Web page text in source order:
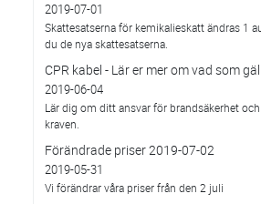
2019-07-01
Skattesatserna för kemikalieskatt ändras 1
du de nya skattesatserna.
CPR kabel - Lär er mer om vad som
2019-06-04
Lär dig om ditt ansvar för brandsäkerhet
kraven.
Förändrade priser 2019-07-02
2019-05-31
Vi förändrar våra priser från den 2 juli